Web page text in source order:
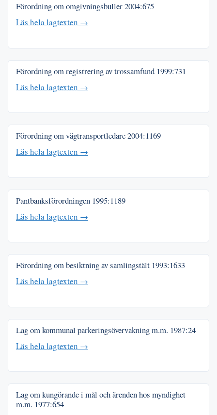
Förordning om omgivningsbuller2004:675
Läs hela lagtexten →
Förordning om registrering av trossamfund 1999:731
Läs hela lagtexten →
Förordning om vägtransportledare2004:1169
Läs hela lagtexten →
Pantbanksförordningen 1995:1189
Läs hela lagtexten →
Förordning om besiktning av samlingstält 1993:1633
Läs hela lagtexten →
Lag om kommunal parkeringsövervakning m.m. 1987:24
Läs hela lagtexten →
Lag om kungörande i mål och ärenden hos myndighet
m.m. 1977:654